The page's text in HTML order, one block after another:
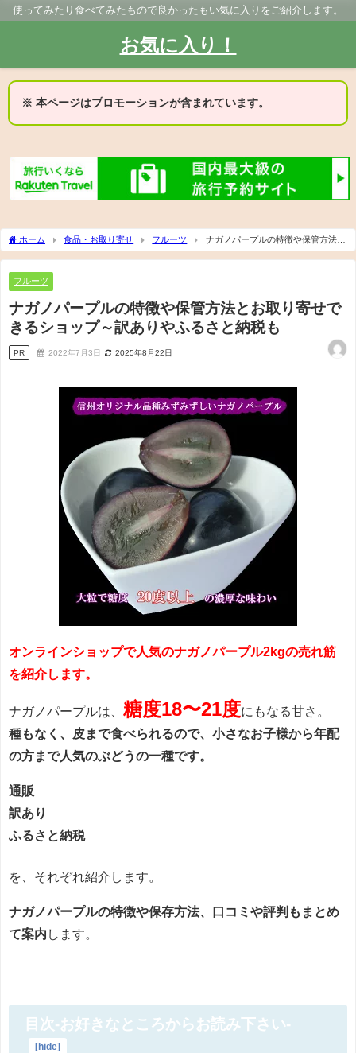
使ってみたり食べてみたもので良かったもい気に入りをご紹介します。
お気に入り！
※ 本ページはプロモーションが含まれています。
ホーム 食品・お取り寄せ フルーツ
ナガノパープルの特徴や保管方法と
お取り寄せできるショップ～訳ありやふるさと納税も
フルーツ
ナガノパープルの特徴や保管方法とお取り寄せで
きるショップ～訳ありやふるさと納税も
PR 2022年7月3日 2025年8月22日
オンラインショップで人気のナガノパープル2kgの売れ筋
を紹介します。
ナガノパープルは、 糖度18〜21度にもなる甘さ。
種もなく、皮まで食べられるので、小さなお子様から年配
の方まで人気のぶどうの一種です。
通販
訳あり
ふるさと納税
を、それぞれ紹介します。
ナガノパープルの特徴や保存方法、口コミや評判もまとめ
て案内 します。
目次-お好きなところからお読み下さい-
[hide]